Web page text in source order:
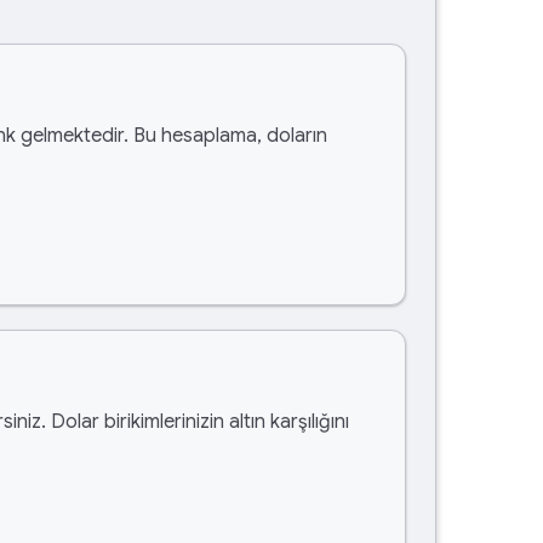
gelmektedir. Bu hesaplama, doların
Dolar birikimlerinizin altın karşılığını